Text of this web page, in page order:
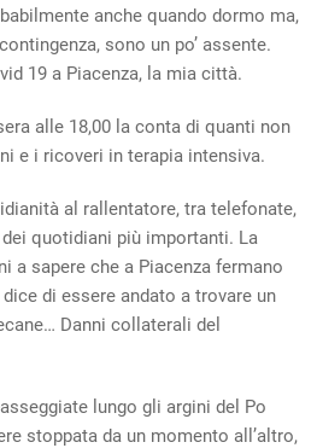
anche quando dormo ma,
sono un po’ assente.
19 a Piacenza, la mia città.
alle 18,00 la conta di quanti non
e i ricoveri in terapia intensiva.
al rallentatore, tra telefonate,
quotidiani più importanti. La
a sapere che a Piacenza fermano
di essere andato a trovare un
Danni collaterali del
lungo gli argini del Po
stoppata da un momento all’altro,